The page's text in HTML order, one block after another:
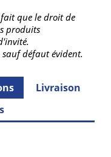
que le droit de
produits
défaut évident.
Livraison